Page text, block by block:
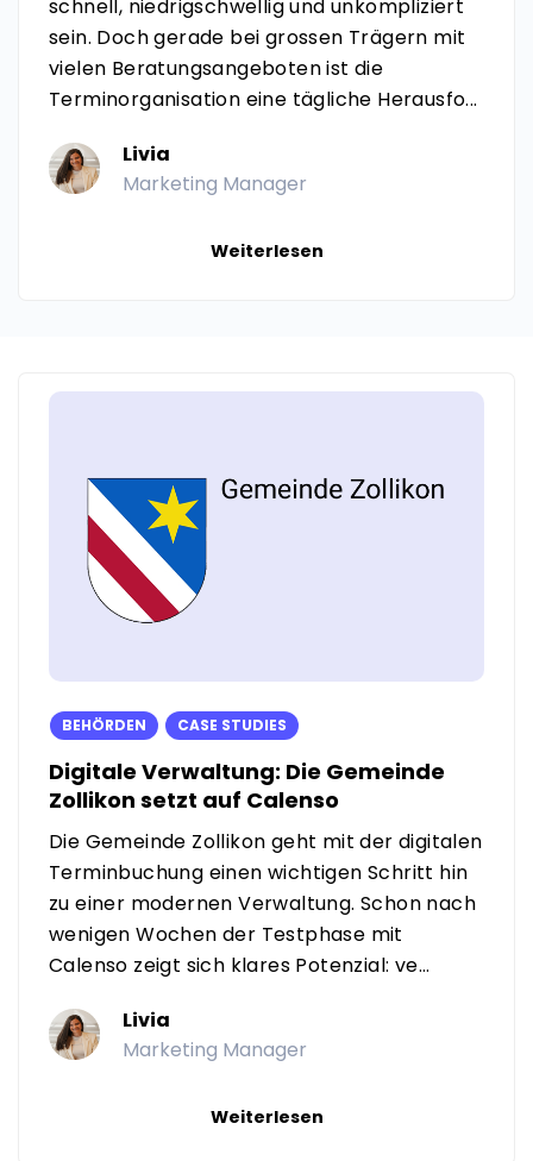
schnell, niedrigschwellig und unkompliziert
sein. Doch gerade bei grossen Trägern mit
vielen Beratungsangeboten ist die
Terminorganisation eine tägliche Herausfo...
Livia
Marketing Manager
Weiterlesen
BEHÖRDEN CASE STUDIES
Digitale Verwaltung: Die Gemeinde
Zollikon setzt auf Calenso
Die Gemeinde Zollikon geht mit der digitalen
Terminbuchung einen wichtigen Schritt hin
zu einer modernen Verwaltung. Schon nach
wenigen Wochen der Testphase mit
Calenso zeigt sich klares Potenzial: ve...
Livia
Marketing Manager
Weiterlesen